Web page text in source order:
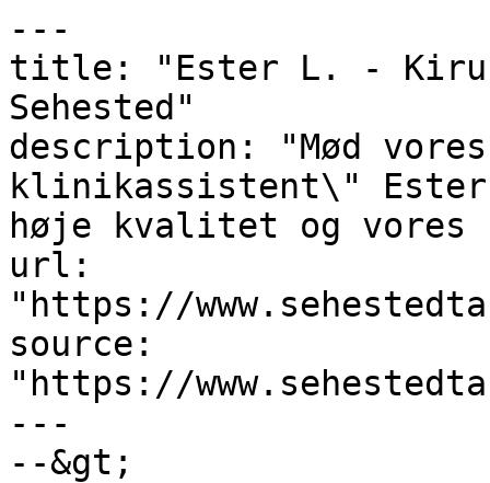
---
title: "Ester L. -
Sehested"
description: "Mød
klinikassistent\"
høje kvalitet og
url:
"https://
source:
"https://
---
--&gt;